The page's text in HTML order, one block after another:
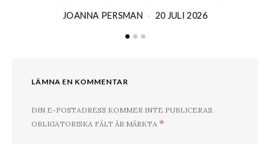
JOANNA PERSMAN 20 JULI 2026
LÄMNA EN KOMMENTAR
DIN E-POSTADRESS KOMMER INTE PUBLICERAS.
OBLIGATORISKA FÄLT ÄR MÄRKTA *